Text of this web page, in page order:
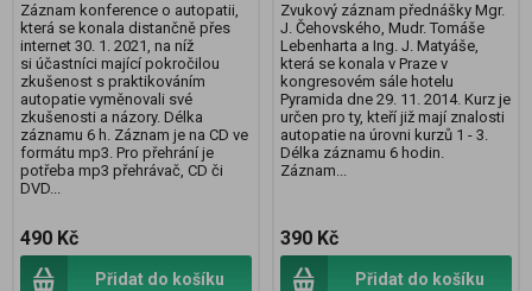
Záznam konference o autopatii,
která se konala distančně přes
internet 30. 1. 2021, na níž
si účastníci mající pokročilou
zkušenost s praktikováním
autopatie vyměnovali své
zkušenosti a názory. Délka
záznamu 6 h. Záznam je na CD ve
formátu mp3. Pro přehrání je
potřeba mp3 přehrávač, CD či
DVD...
490 Kč
Přidat do košíku
Zvukový záznam přednášky Mgr.
J. Čehovského, Mudr. Tomáše
Lebenharta a Ing. J. Matyáše,
která se konala v Praze v
kongresovém sále hotelu
Pyramida dne 29. 11. 2014. Kurz je
určen pro ty, kteří již mají znalosti
autopatie na úrovni kurzů 1 - 3.
Délka záznamu 6 hodin.
Záznam...
390 Kč
Přidat do košíku